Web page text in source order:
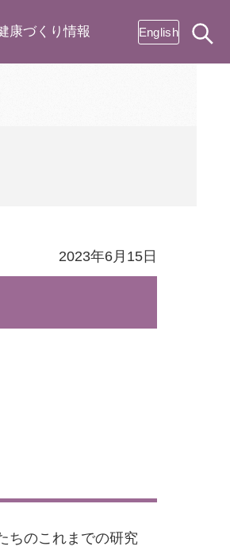
康づくり情報 English
2023年6月15日
ちのこれまでの研究